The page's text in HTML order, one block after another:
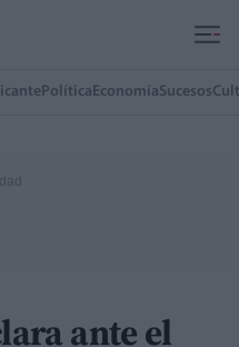
Política EconomíaSucesos
ante el